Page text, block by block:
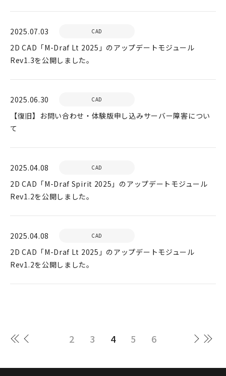
2025.07.03 CAD
2D CAD「M-Draf Lt 2025」のアップデートモジュール
Rev1.3を公開しました。
2025.06.30 CAD
【復旧】お問い合わせ・体験版申し込みサーバー障害につい
て
2025.04.08 CAD
2D CAD「M-Draf Spirit 2025」のアップデートモジュール
Rev1.2を公開しました。
2025.04.08 CAD
2D CAD「M-Draf Lt 2025」のアップデートモジュール
Rev1.2を公開しました。
2 3 4 5 6